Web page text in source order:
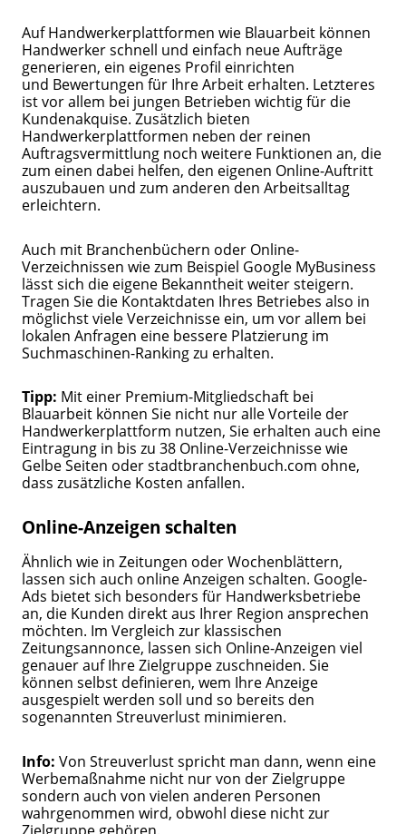
Auf Handwerkerplattformen wie Blauarbeit können
Handwerker schnell und einfach neue Aufträge
generieren, ein eigenes Profil einrichten
und Bewertungen für Ihre Arbeit erhalten. Letzteres
ist vor allem bei jungen Betrieben wichtig für die
Kundenakquise. Zusätzlich bieten
Handwerkerplattformen neben der reinen
Auftragsvermittlung noch weitere Funktionen an, die
zum einen dabei helfen, den eigenen Online-Auftritt
auszubauen und zum anderen den Arbeitsalltag
erleichtern.
Auch mit Branchenbüchern oder Online-
Verzeichnissen wie zum Beispiel Google MyBusiness
lässt sich die eigene Bekanntheit weiter steigern.
Tragen Sie die Kontaktdaten Ihres Betriebes also in
möglichst viele Verzeichnisse ein, um vor allem bei
lokalen Anfragen eine bessere Platzierung im
Suchmaschinen-Ranking zu erhalten.
Tipp: Mit einer Premium-Mitgliedschaft bei
Blauarbeit können Sie nicht nur alle Vorteile der
Handwerkerplattform nutzen, Sie erhalten auch eine
Eintragung in bis zu 38 Online-Verzeichnisse wie
Gelbe Seiten oder stadtbranchenbuch.com ohne,
dass zusätzliche Kosten anfallen.
Online-Anzeigen schalten
Ähnlich wie in Zeitungen oder Wochenblättern,
lassen sich auch online Anzeigen schalten. Google-
Ads bietet sich besonders für Handwerksbetriebe
an, die Kunden direkt aus Ihrer Region ansprechen
möchten. Im Vergleich zur klassischen
Zeitungsannonce, lassen sich Online-Anzeigen viel
genauer auf Ihre Zielgruppe zuschneiden. Sie
können selbst definieren, wem Ihre Anzeige
ausgespielt werden soll und so bereits den
sogenannten Streuverlust minimieren.
Info:Von Streuverlust spricht man dann, wenn eine
Werbemaßnahme nicht nur von der Zielgruppe
sondern auch von vielen anderen Personen
wahrgenommen wird, obwohl diese nicht zur
Zielgruppe gehören.